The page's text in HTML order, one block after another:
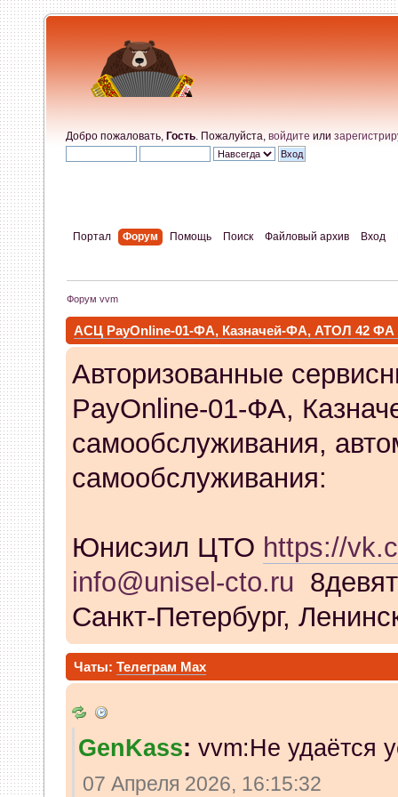
Добро пожаловать, Гость . Пожалуйста, войдите или
Портал Форум Помощь Поиск Файловый архив Вход
Форум vvm
АСЦ PayOnline-01-ФА, Казначей-ФА, АТОЛ 42 ФА
Авторизованные
PayOnline-01-ФА,
самообслуживания,
самообслуживания:
Юнисэил ЦТО https://
info@unisel-cto.ru
Санкт-Петербург,
Чаты:Телеграм Max
GenKass: vvm:Не удаётся
07 Апреля 2026, 16:15:32